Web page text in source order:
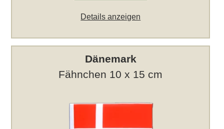
Details anzeigen
Dänemark
Fähnchen 10 x 15 cm